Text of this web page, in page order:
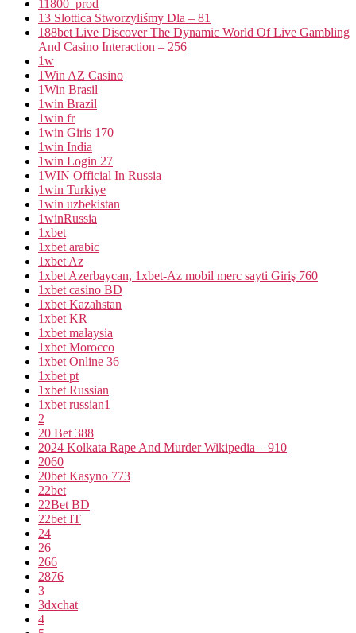
11800_prod
13 Slottica Stworzyliśmy Dla – 81
188bet Live Discover The Dynamic World Of Live Gambling
And Casino Interaction – 256
1w
1Win AZ Casino
1Win Brasil
1win Brazil
1win fr
1win Giris 170
1win India
1win Login 27
1WIN Official In Russia
1win Turkiye
1win uzbekistan
1winRussia
1xbet
1xbet arabic
1xbet Az
1xbet Azerbaycan, 1xbet-Az mobil merc sayti Giriş 760
1xbet casino BD
1xbet Kazahstan
1xbet KR
1xbet malaysia
1xbet Morocco
1xbet Online 36
1xbet pt
1xbet Russian
1xbet russian1
2
20 Bet 388
2024 Kolkata Rape And Murder Wikipedia – 910
2060
20bet Kasyno 773
22bet
22Bet BD
22bet IT
24
26
266
2876
3
3dxchat
4